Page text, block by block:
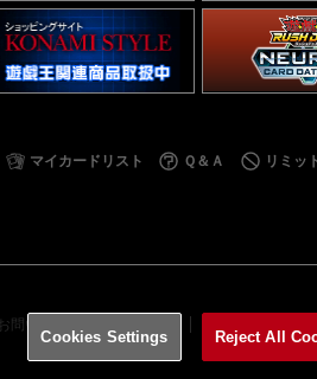
マイカードリスト Ｑ＆Ａ リミッ
お問い合わせ
Cookies Settings Reject All